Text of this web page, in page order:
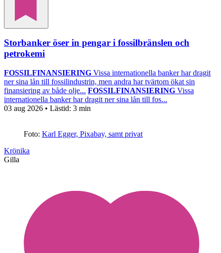
Storbanker öser in pengar i fossilbränslen och
petrokemi
FOSSILFINANSIERING Vissa internationella banker har dragit
ner sina lån till fossilindustrin, men andra har tvärtom ökat sin
finansiering av både olje... FOSSILFINANSIERING Vissa
internationella banker har dragit ner sina lån till fos...
03 aug 2026 • Lästid: 3 min
Foto: Karl Egger, Pixabay, samt privat
Krönika
Gilla